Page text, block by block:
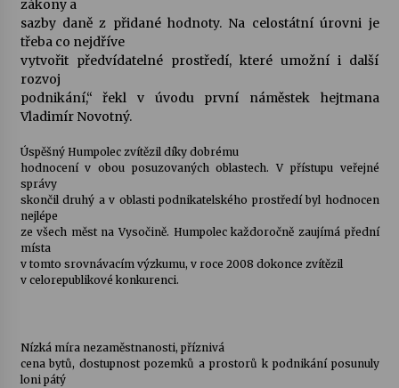
22. 7. 2026
17. 7. 2026
Ozvěny prázdnin
odkaz Josefa Čapka
13. 7. 2026
Želiv
3. 7. 2026
zákony a
sazby daně z přidané hodnoty. Na celostátní úrovni je
třeba co nejdříve
vytvořit předvídatelné prostředí, které umožní i další
rozvoj
podnikání,“ řekl v úvodu první náměstek hejtmana
Vladimír Novotný.
Úspěšný Humpolec zvítězil díky dobrému
hodnocení v obou posuzovaných oblastech. V přístupu veřejné
správy
skončil druhý a v oblasti podnikatelského prostředí byl hodnocen
nejlépe
ze všech měst na Vysočině. Humpolec každoročně zaujímá přední
místa
v tomto srovnávacím výzkumu, v roce 2008 dokonce zvítězil
v celorepublikové konkurenci.
Nízká míra nezaměstnanosti, příznivá
cena bytů, dostupnost pozemků a prostorů k podnikání posunuly
loni pátý